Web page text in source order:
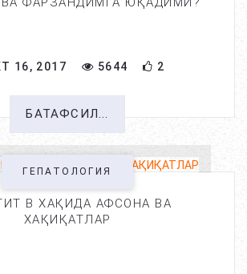
16, 2017 5644 2
БАТАФСИЛ...
ГЕПАТОЛОГИЯ
В ХАҚИДА АФСОНА ВА
ХАҚИҚАТЛАР